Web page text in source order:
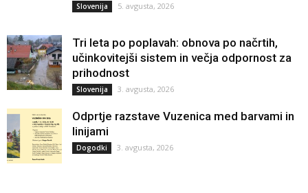
Slovenija 5. avgusta, 2026
Tri leta po poplavah: obnova po načrtih,
učinkovitejši sistem in večja odpornost za
prihodnost
Slovenija 3. avgusta, 2026
Odprtje razstave Vuzenica med barvami in
linijami
Dogodki 3. avgusta, 2026